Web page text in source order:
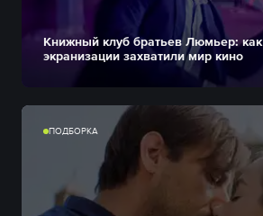
Книжный клуб братьев Люмьер: как
экранизации захватили мир кино
ПОДБОРКА